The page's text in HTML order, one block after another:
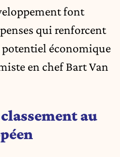
font
qui renforcent
économique
en chef Bart Van
au